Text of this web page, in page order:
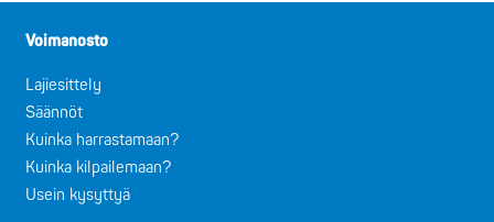
Voimanosto
Lajiesittely
Säännöt
Kuinka harrastamaan?
Kuinka kilpailemaan?
Usein kysyttyä